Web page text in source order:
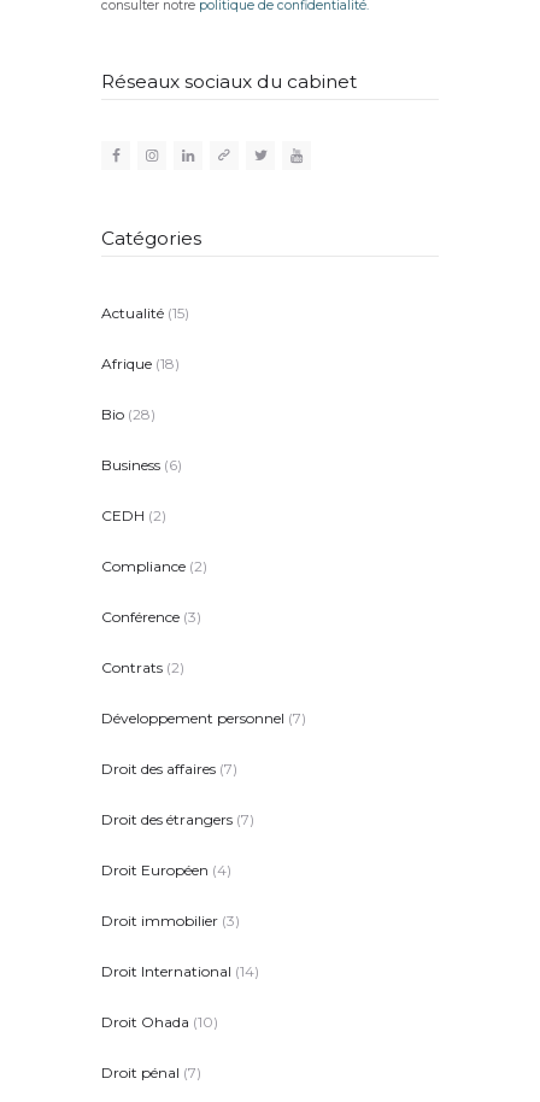
consulter notre politique de confidentialité.
Réseaux sociaux du cabinet
Catégories
Actualité (15)
Afrique (18)
Bio (28)
Business (6)
CEDH (2)
Compliance (2)
Conférence (3)
Contrats (2)
Développement personnel (7)
Droit des affaires (7)
Droit des étrangers (7)
Droit Européen (4)
Droit immobilier (3)
Droit International (14)
Droit Ohada (10)
Droit pénal (7)